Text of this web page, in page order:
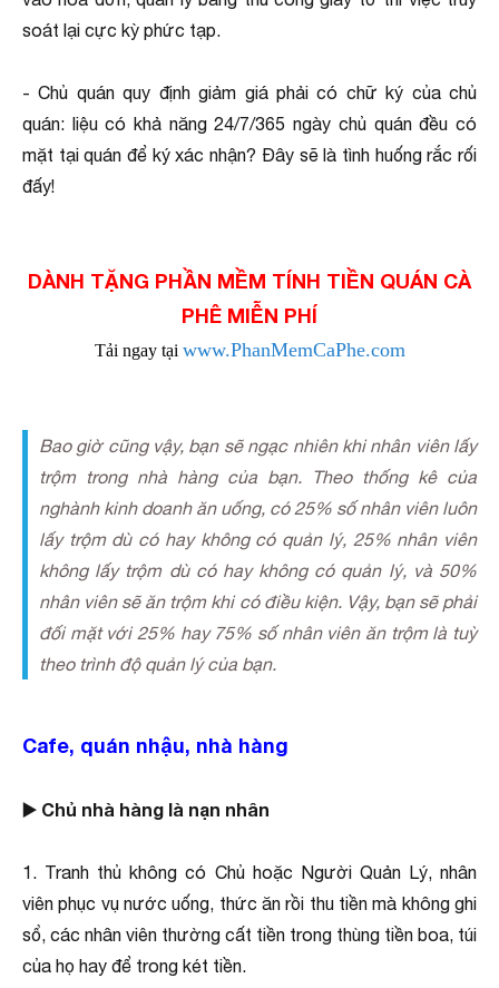
soát lại cực kỳ phức tạp.
- Chủ quán quy định giảm giá phải có chữ ký của chủ
quán: liệu có khả năng 24/7/365 ngày chủ quán đều có
mặt tại quán để ký xác nhận? Đây sẽ là tình huống rắc rối
đấy!
DÀNH TẶNG PHẦN MỀM TÍNH TIỀN QUÁN CÀ
PHÊ MIỄN PHÍ
Tải ngay tại www.PhanMemCaPhe.com
Bao giờ cũng vậy, bạn sẽ ngạc nhiên khi nhân viên lấy
trộm trong nhà hàng của bạn. Theo thống kê của
nghành kinh doanh ăn uống, có 25% số nhân viên luôn
lấy trộm dù có hay không có quản lý, 25% nhân viên
không lấy trộm dù có hay không có quản lý, và 50%
nhân viên sẽ ăn trộm khi có điều kiện. Vậy, bạn sẽ phải
đối mặt với 25% hay 75% số nhân viên ăn trộm là tuỳ
theo trình độ quản lý của bạn.
Cafe, quán nhậu, nhà hàng
▶️ Chủ nhà hàng là nạn nhân
1. Tranh thủ không có Chủ hoặc Người Quản Lý, nhân
viên phục vụ nước uống, thức ăn rồi thu tiền mà không ghi
sổ, các nhân viên thường cất tiền trong thùng tiền boa, túi
của họ hay để trong két tiền.